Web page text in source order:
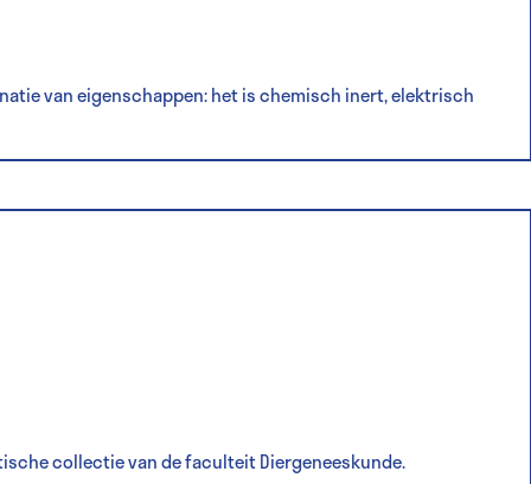
van eigenschappen: het is chemisch inert, elektrisch
collectie van de faculteit Diergeneeskunde.